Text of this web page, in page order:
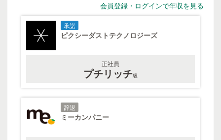
会員登録・ログインで年収を見る
承諾
ピクシーダストテクノロジーズ
正社員
プチリッチ級
辞退
ミーカンパニー